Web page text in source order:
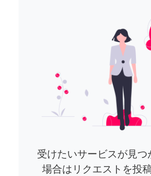
受けたいサービスが見つ
場合はリクエストを投